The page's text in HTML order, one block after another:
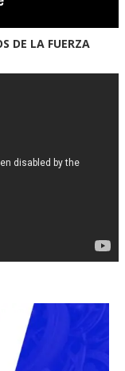
DE LA FUERZA